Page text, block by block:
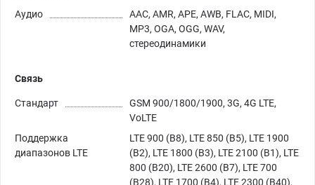
Аудио
AAC, AMR, APE, AWB, FLAC, MIDI,
MP3, OGA, OGG, WAV,
стереодинамики
Связь
Стандарт
GSM 900/1800/1900, 3G, 4G LTE,
VoLTE
Поддержка
диапазонов LTE
LTE 900 (B8), LTE 850 (B5), LTE 1900
(B2), LTE 1800 (B3), LTE 2100 (B1), LTE
800 (B20), LTE 2600 (B7), LTE 700
(B28), LTE 1700 (B4), LTE 2300 (B40),